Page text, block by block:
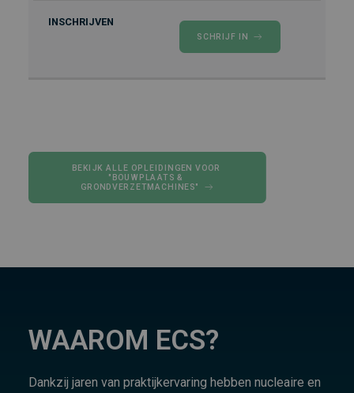
SCHRIJF IN
BEKIJK ALLE OPLEIDINGEN VOOR
"BOUWPLAATS &
GRONDVERZETMACHINES"
WAAROM ECS?
Dankzij jaren van praktijkervaring hebben nucleaire en